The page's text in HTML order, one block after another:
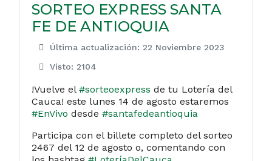
SORTEO EXPRESS SANTA
FE DE ANTIOQUIA
Última actualización: 22 Noviembre 2023
Visto: 2104
!Vuelve el #sorteoexpress de tu Lotería del
Cauca! este lunes 14 de agosto estaremos
#EnVivo desde #santafedeantioquia
Participa con el billete completo del sorteo
2467 del 12 de agosto o, comentando con